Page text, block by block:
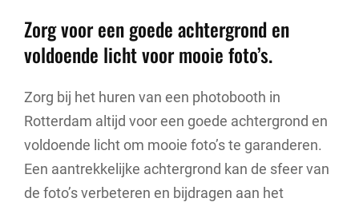
Zorg voor een goede achtergrond en
voldoende licht voor mooie foto’s.
Zorg bij het huren van een photobooth in
Rotterdam altijd voor een goede achtergrond en
voldoende licht om mooie foto’s te garanderen.
Een aantrekkelijke achtergrond kan de sfeer van
de foto’s verbeteren en bijdragen aan het